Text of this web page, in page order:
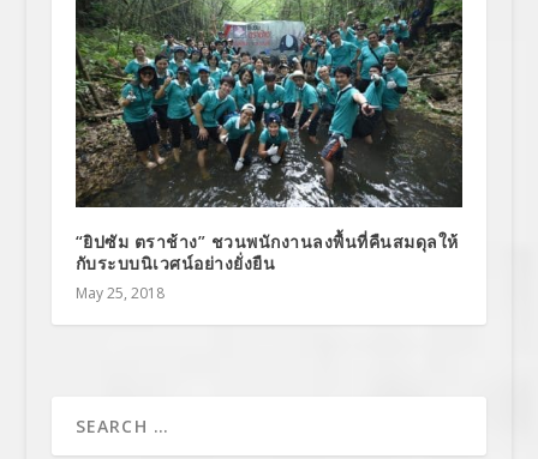
“ยิปซัม ตราช้าง” ชวนพนักงานลงพื้นที่คืนสมดุลให้
กับระบบนิเวศน์อย่างยั่งยืน
May 25, 2018